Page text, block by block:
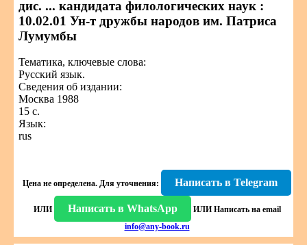
дис. ... кандидата филологических наук :
10.02.01 Ун-т дружбы народов им. Патриса
Лумумбы
Тематика, ключевые слова:
Русский язык.
Сведения об издании:
Москва 1988
15 с.
Язык:
rus
Цена не определена. Для уточнения: Написать в Telegram
ИЛИ Написать в WhatsApp ИЛИ Написать на email
info@any-book.ru